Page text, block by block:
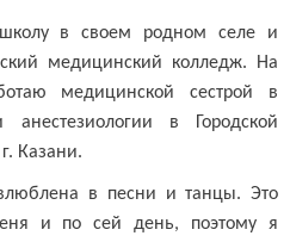
в своем родном селе и
медицинский колледж. На
медицинской сестрой в
в Городской
Казани.
в песни и танцы. Это
и по сей день, поэтому я